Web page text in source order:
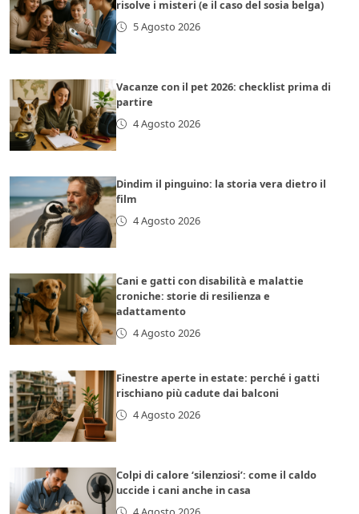
risolve i misteri (e il caso del sosia belga)
5 Agosto 2026
Vacanze con il pet 2026: checklist prima di
partire
4 Agosto 2026
Dindim il pinguino: la storia vera dietro il
film
4 Agosto 2026
Cani e gatti con disabilità e malattie
croniche: storie di resilienza e
adattamento
4 Agosto 2026
Finestre aperte in estate: perché i gatti
rischiano più cadute dai balconi
4 Agosto 2026
Colpi di calore ‘silenziosi’: come il caldo
uccide i cani anche in casa